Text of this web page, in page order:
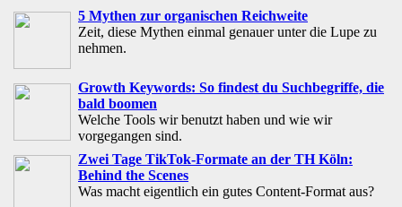
5 Mythen zur organischen Reichweite
Zeit, diese Mythen einmal genauer unter die Lupe zu
nehmen.
Growth Keywords: So findest du Suchbegriffe, die
bald boomen
Welche Tools wir benutzt haben und wie wir
vorgegangen sind.
Zwei Tage TikTok-Formate an der TH Köln:
Behind the Scenes
Was macht eigentlich ein gutes Content-Format aus?